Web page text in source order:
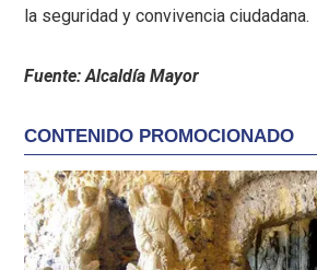
la seguridad y convivencia ciudadana.
Fuente: Alcaldía Mayor